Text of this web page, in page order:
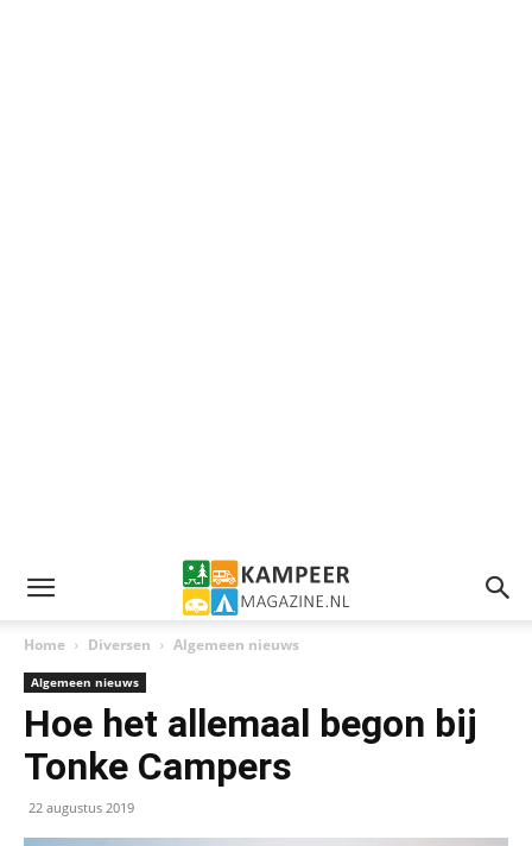
Home Diversen Algemeen nieuws
Algemeen nieuws
Hoe het allemaal begon bij
Tonke Campers
22 augustus 2019